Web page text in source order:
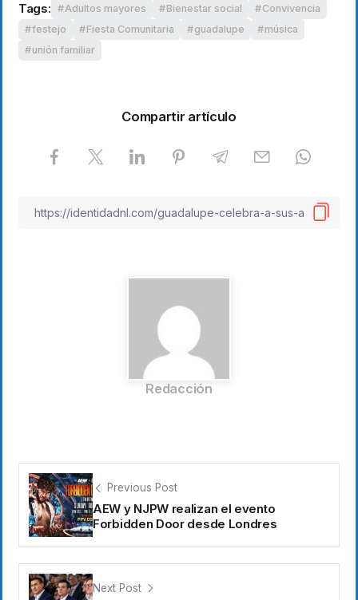
Tags: Adultos mayores Bienestar social
Convivencia
festejo
Fiesta Comunitaria guadalupe
música
unión familiar
Compartir artículo
Redacción
Previous Post
AEW y NJPW realizan el evento
Forbidden Door desde Londres
Next Post